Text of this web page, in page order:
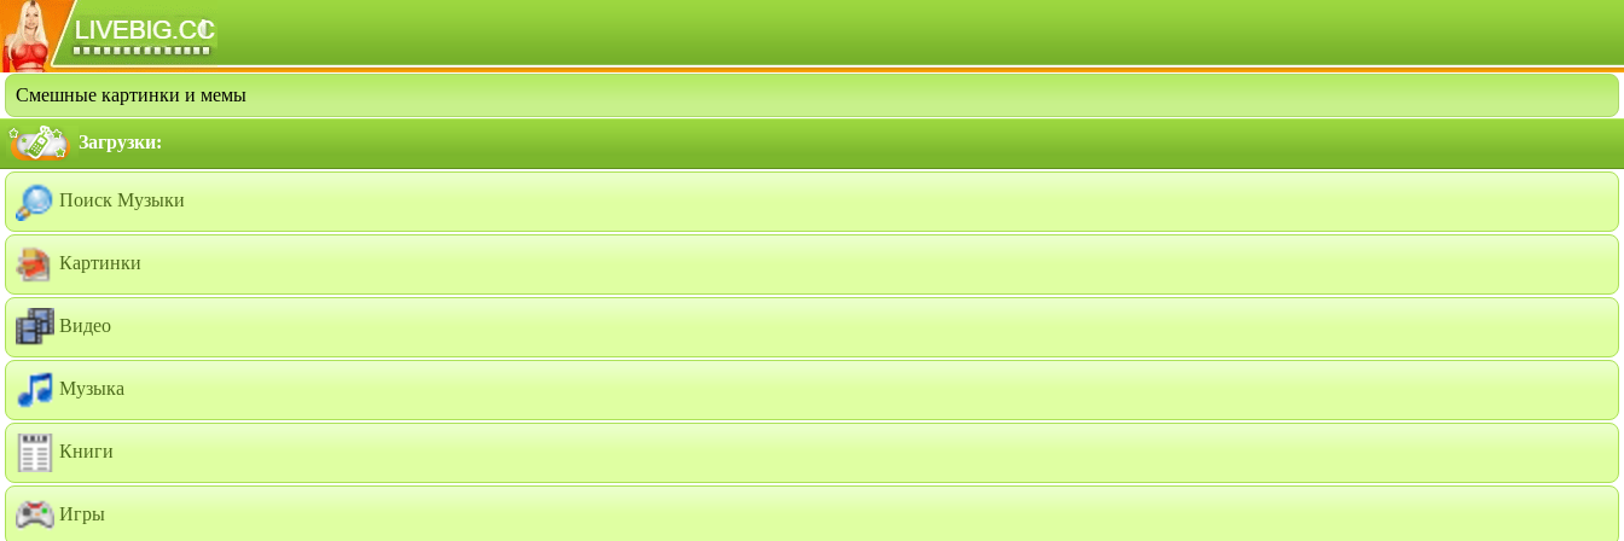
Смешные картинки и мемы
Загрузки:
Поиск Музыки
Картинки
Видео
Музыка
Книги
Игры